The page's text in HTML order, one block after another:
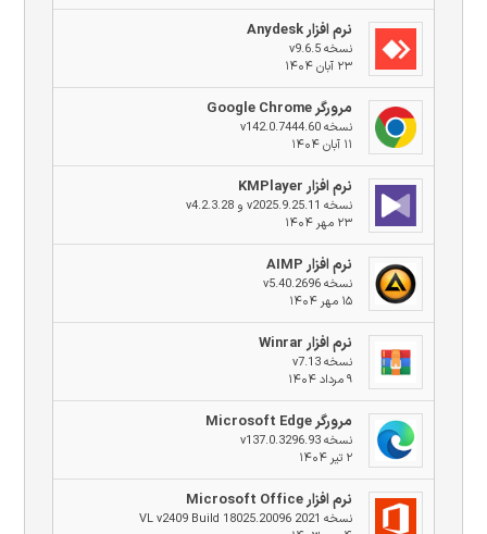
نرم افزار Anydesk
نسخه v9.6.5
۲۳ آبان ۱۴۰۴
مرورگر Google Chrome
نسخه v142.0.7444.60
۱۱ آبان ۱۴۰۴
نرم افزار KMPlayer
نسخه v2025.9.25.11 و v4.2.3.28
۲۳ مهر ۱۴۰۴
نرم افزار AIMP
نسخه v5.40.2696
۱۵ مهر ۱۴۰۴
نرم افزار Winrar
نسخه v7.13
۹ مرداد ۱۴۰۴
مرورگر Microsoft Edge
نسخه v137.0.3296.93
۲ تیر ۱۴۰۴
نرم افزار Microsoft Office
نسخه 2021 VL v2409 Build 18025.20096